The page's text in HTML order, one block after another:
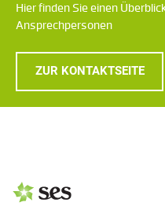
Hier finden Sie einen
Ansprechpersonen
ZUR KONTAKTSEITE